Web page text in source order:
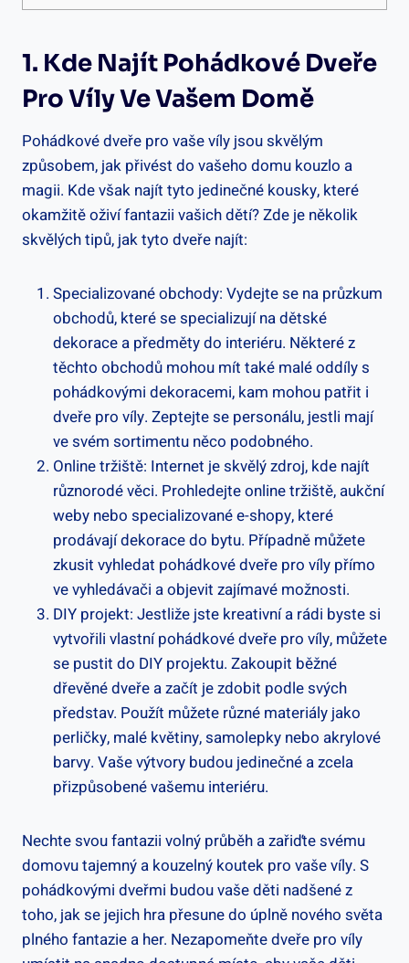
1. Kde Najít Pohádkové Dveře
Pro Víly Ve Vašem Domě
Pohádkové dveře pro vaše víly jsou skvělým
způsobem, jak přivést do vašeho domu kouzlo a
magii. Kde však najít tyto jedinečné kousky, které
okamžitě oživí fantazii vašich dětí? Zde je několik
skvělých tipů, jak tyto dveře najít:
Specializované obchody: Vydejte se na průzkum
obchodů, které se specializují na dětské
dekorace a předměty do interiéru. Některé z
těchto obchodů mohou mít také malé oddíly s
pohádkovými dekoracemi, kam mohou patřit i
dveře pro víly. Zeptejte se personálu, jestli mají
ve svém sortimentu něco podobného.
Online tržiště: Internet je skvělý zdroj, kde najít
různorodé věci. Prohledejte online tržiště, aukční
weby nebo specializované e-shopy, které
prodávají dekorace do bytu. Případně můžete
zkusit vyhledat pohádkové dveře pro víly přímo
ve vyhledávači a objevit zajímavé možnosti.
DIY projekt: Jestliže jste kreativní a rádi byste si
vytvořili vlastní pohádkové dveře pro víly, můžete
se pustit do DIY projektu. Zakoupit běžné
dřevěné dveře a začít je zdobit podle svých
představ. Použít můžete různé materiály jako
perličky, malé květiny, samolepky nebo akrylové
barvy. Vaše výtvory budou jedinečné a zcela
přizpůsobené vašemu interiéru.
Nechte svou fantazii volný průběh a zařiďte svému
domovu tajemný a kouzelný koutek pro vaše víly. S
pohádkovými dveřmi budou vaše děti nadšené z
toho, jak se jejich hra přesune do úplně nového světa
plného fantazie a her. Nezapomeňte dveře pro víly